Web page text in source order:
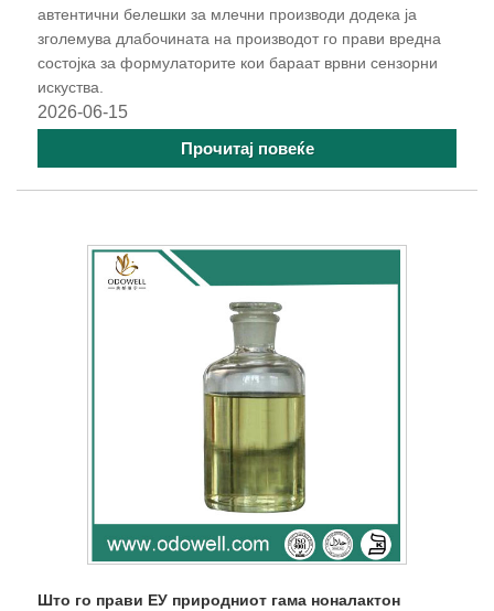
автентични белешки за млечни производи додека ја
зголемува длабочината на производот го прави вредна
состојка за формулаторите кои бараат врвни сензорни
искуства.
2026-06-15
Прочитај повеќе
Што го прави ЕУ природниот гама ноналактон